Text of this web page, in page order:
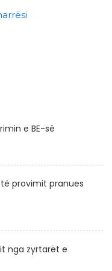
e BE-së
provimit pranues
nga zyrtarët e